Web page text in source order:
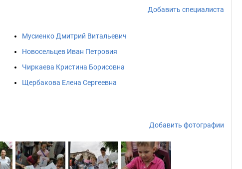
Добавить специалиста
Мусиенко Дмитрий Витальевич
Новосельцев Иван Петровия
Чиркаева Кристина Борисовна
Щербакова Елена Сергеевна
Добавить фотографии